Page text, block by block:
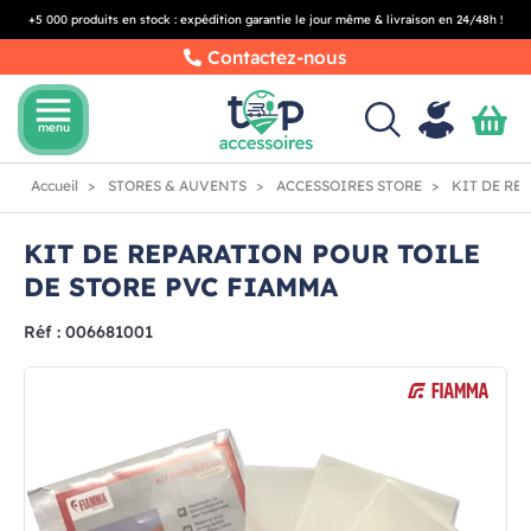
+5 000 produits en stock : expédition garantie le jour même & livraison en 24/48h !
Contactez-nous
menu
menu
Accueil STORES & AUVENTS ACCESSOIRES STORE KIT DE
KIT DE REPARATION POUR TOILE
DE STORE PVC FIAMMA
Réf : 006681001